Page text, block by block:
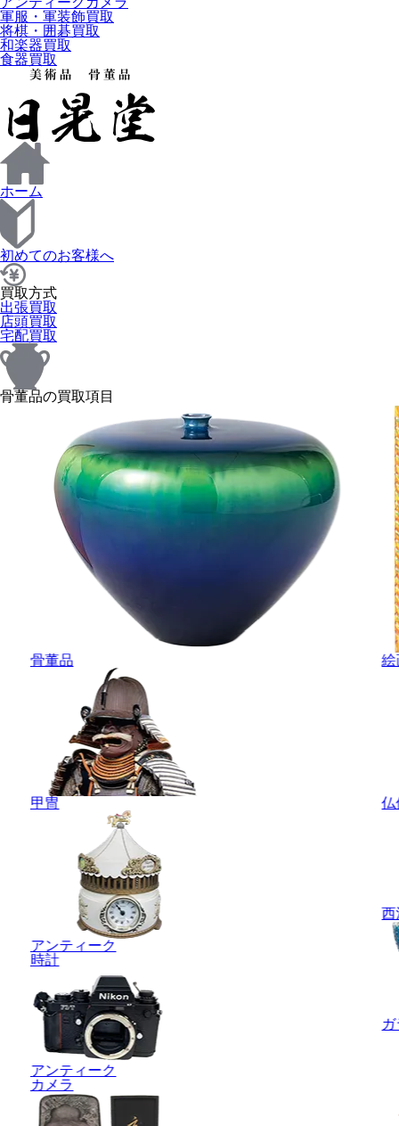
軍服・軍装飾買取
将棋・囲碁買取
和楽器買取
食器買取
ホーム
初めてのお客様へ
買取方式
出張買取
店頭買取
宅配買取
骨董品の買取項目
骨董品
甲冑
アンティーク
時計
アンティーク
カメラ
絵
仏
西